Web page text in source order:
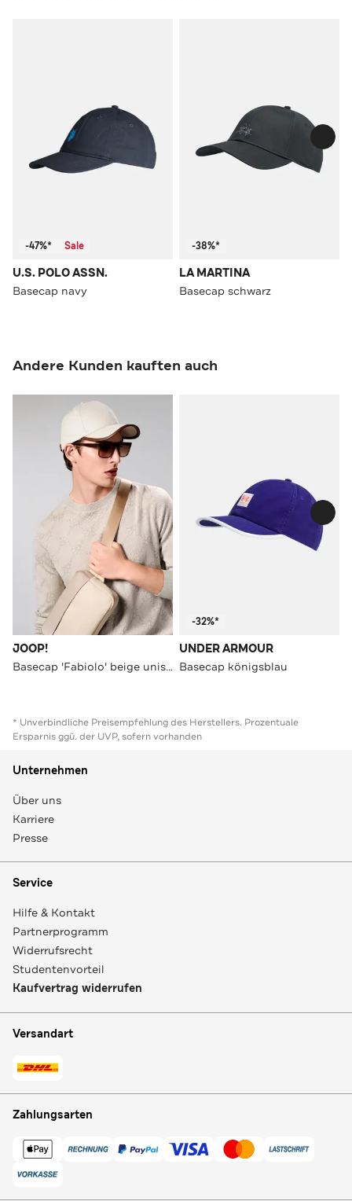
-47%* Sale
U.S. POLO ASSN.
Basecap navy
-38%*
LA MARTINA
Basecap schwarz
Andere Kunden kauften auch
JOOP!
Basecap 'Fabiolo' beige unisex
-32%*
UNDER ARMOUR
Basecap königsblau
* Unverbindliche Preisempfehlung des Herstellers. Prozentuale
Ersparnis ggü. der UVP, sofern vorhanden
Unternehmen
Über uns
Karriere
Presse
Service
Hilfe & Kontakt
Partnerprogramm
Widerrufsrecht
Studentenvorteil
Kaufvertrag widerrufen
Versandart
Zahlungsarten